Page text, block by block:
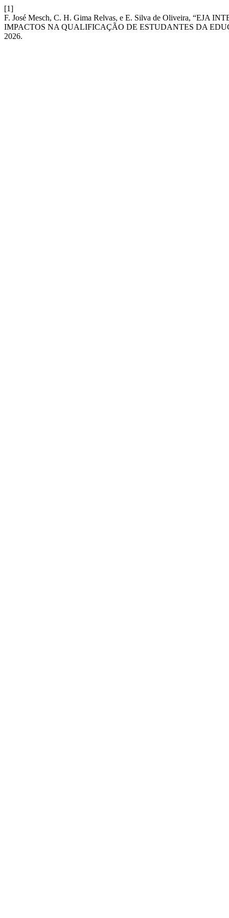
[1]
F. José Mesch, C. H. Gima Relvas, e E. Silva de Oliveira, “EJA
IMPACTOS NA QUALIFICAÇÃO DE ESTUDANTES DA
2026.